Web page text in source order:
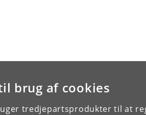
brug af cookies
tredjepartsprodukter til at